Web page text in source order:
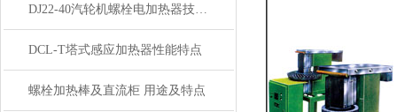
DJ22-40汽轮机螺栓电加热器技术参数
DCL-T塔式感应加热器性能特点
螺栓加热棒及直流柜 用途及特点